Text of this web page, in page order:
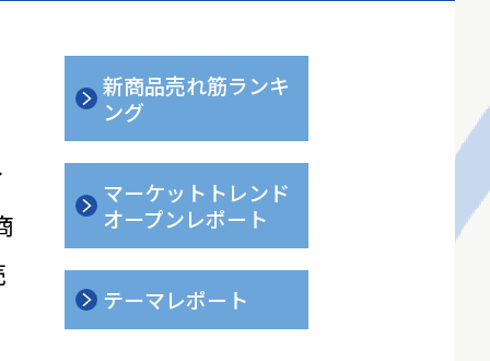
新商品売れ筋ランキ
ング
マーケットトレンド
オープンレポート
テーマレポート